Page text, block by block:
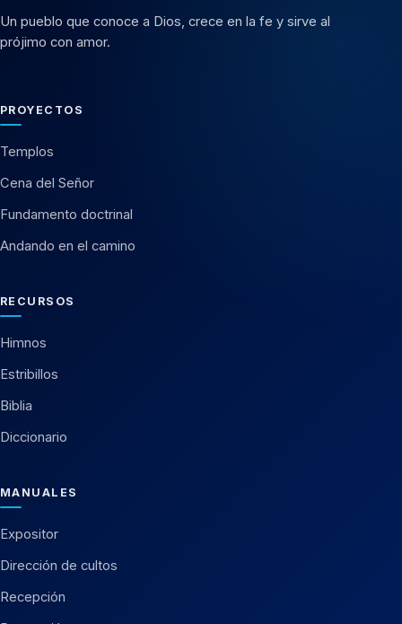
Un pueblo que conoce a Dios, crece en la fe y sirve al
prójimo con amor.
PROYECTOS
Templos
Cena del Señor
Fundamento doctrinal
Andando en el camino
RECURSOS
Himnos
Estribillos
Biblia
Diccionario
MANUALES
Expositor
Dirección de cultos
Recepción